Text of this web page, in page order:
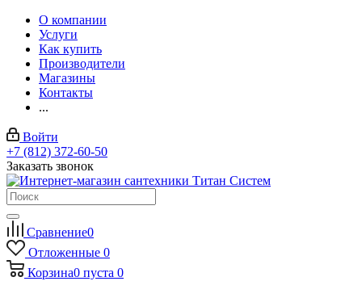
О компании
Услуги
Как купить
Производители
Магазины
Контакты
...
Войти
+7 (812) 372-60-50
Заказать звонок
Сравнение0
Отложенные 0
Корзина0 пуста 0